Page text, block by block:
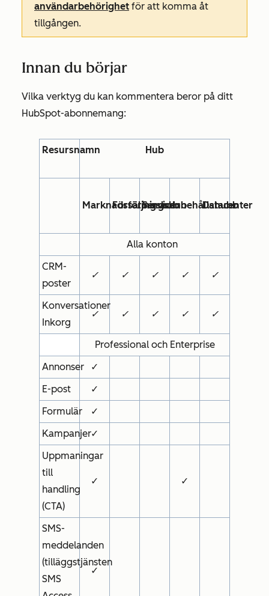
användarbehörighet för att komma åt
tillgången.
Innan du börjar
Vilka verktyg du kan kommentera beror på ditt
HubSpot-abonnemang:
Resursnamn Hub
Marknadsföringshub
Försäljningshub
ServiceInnehållshubb
Datacenter
Alla konton
CRM-
poster
✓ ✓ ✓ ✓ ✓
Konversationer
Inkorg
✓ ✓ ✓ ✓ ✓
Professional och Enterprise
Annonser
✓
E-post
✓
Formulär
✓
Kampanjer✓
Uppmaningar
till
handling
(CTA)
✓ ✓
SMS-
meddelanden
(tilläggstjänsten
SMS
✓